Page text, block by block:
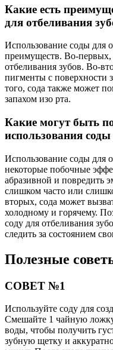
Какие есть
для отбеливания
Использование соды для
преимуществ. Во-
отбеливания зубов. Во-
пигменты с поверхности
того, сода также может
запахом изо рта.
Какие могут быть
использования
Использование соды для
некоторые побочные
абразивной и повредить
слишком часто или
вторых, сода может
холодному и горячему.
соду для отбеливания
следить за состоянием
Полезные
СОВЕТ №1
Используйте соду для
Смешайте 1 чайную
воды, чтобы получить
зубную щетку и